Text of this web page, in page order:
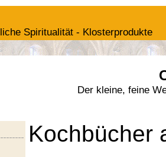
Spiritualität - Klosterprodukte
Der kleine, feine
Kochbücher